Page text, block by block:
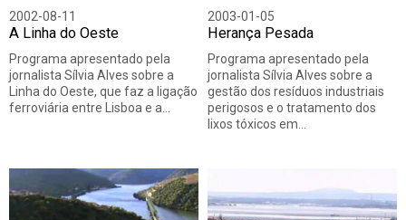
2002-08-11
A Linha do Oeste
Programa apresentado pela
jornalista Sílvia Alves sobre a
Linha do Oeste, que faz a ligação
ferroviária entre Lisboa e a…
2003-01-05
Herança Pesada
Programa apresentado pela
jornalista Sílvia Alves sobre a
gestão dos resíduos industriais
perigosos e o tratamento dos
lixos tóxicos em…